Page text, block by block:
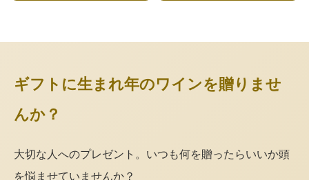
ギフトに生まれ年のワインを贈りませ
んか？
大切な人へのプレゼント。いつも何を贈ったらいいか頭
を悩ませていませんか？